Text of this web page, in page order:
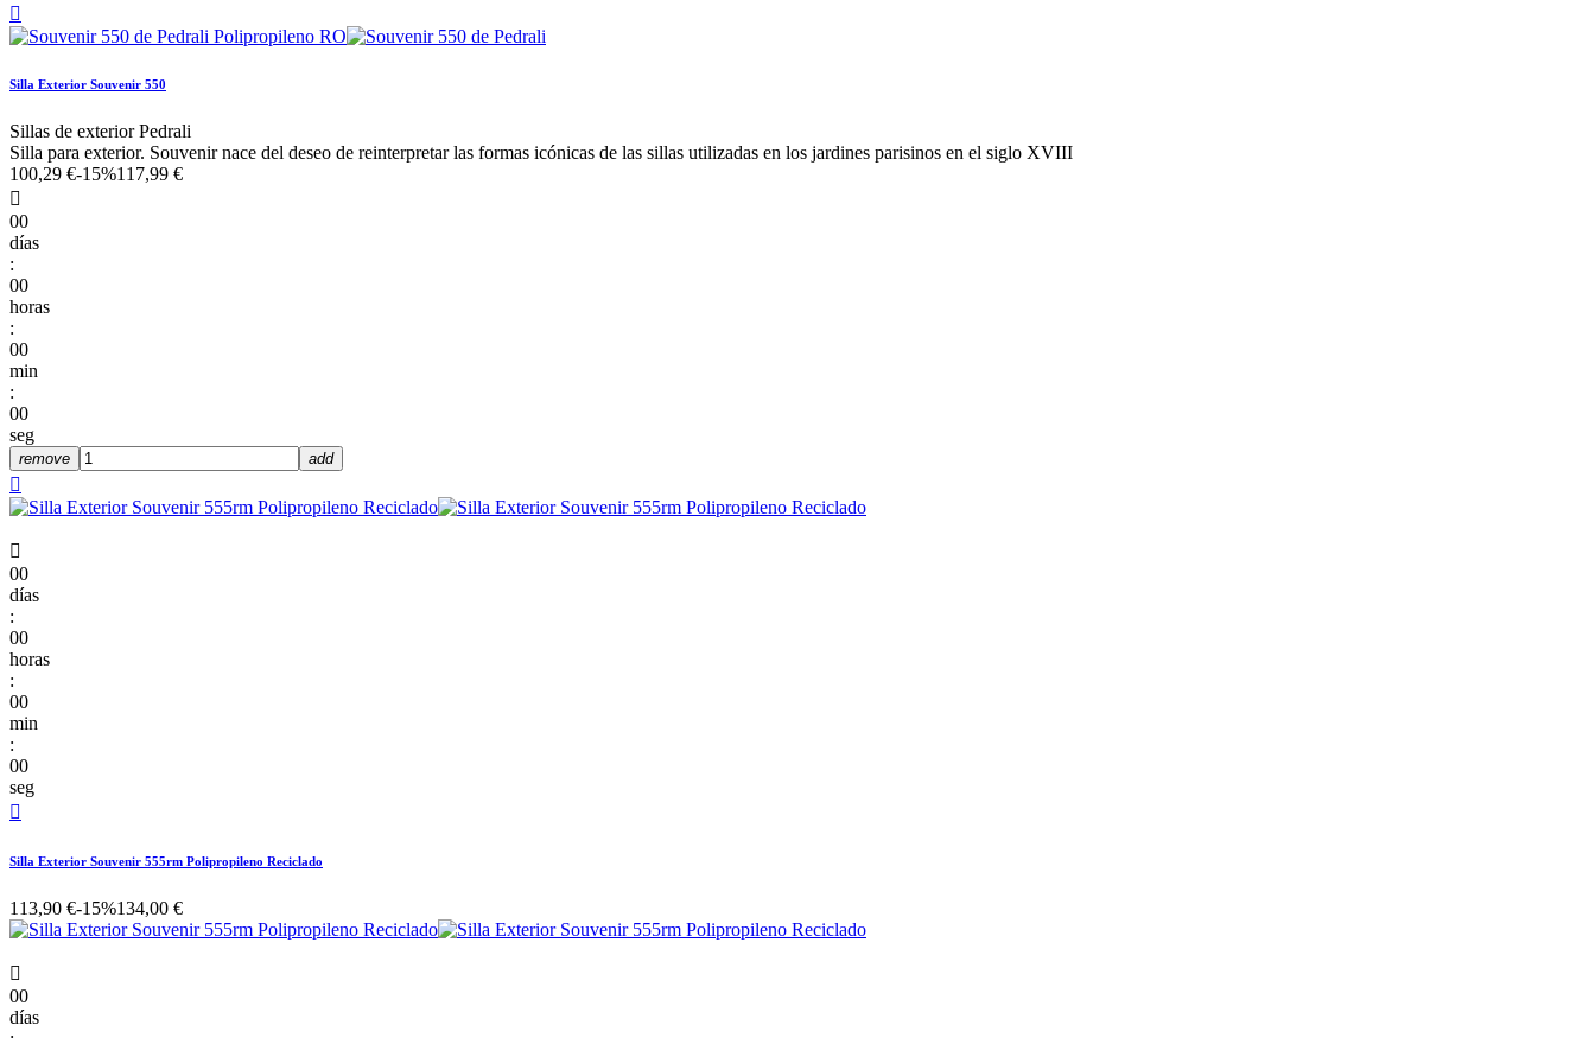

Silla Exterior Souvenir 550
Sillas de exterior Pedrali
Silla para exterior. Souvenir nace del deseo de reinterpretar las formas icónicas de las sillas utilizadas en los jardines parisinos en el siglo XVIII
100,29 €-15%117,99 €

00
días
:
00
horas
:
00
min
:
00
seg
remove add


00
días
:
00
horas
:
00
min
:
00
seg

Silla Exterior Souvenir 555rm Polipropileno Reciclado
113,90 €-15%134,00 €

00
días